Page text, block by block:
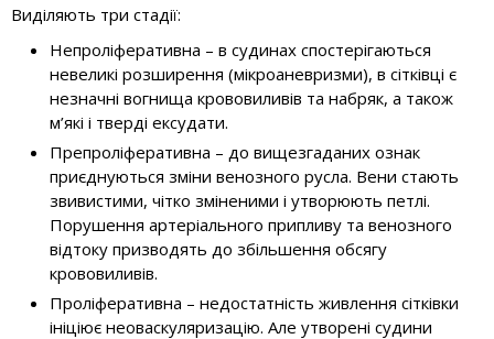
Виділяють три стадії:
Непроліферативна – в судинах спостерігаються
невеликі розширення (мікроаневризми), в сітківці є
незначні вогнища крововиливів та набряк, а також
м’які і тверді ексудати.
Препроліферативна – до вищезгаданих ознак
приєднуються зміни венозного русла. Вени стають
звивистими, чітко зміненими і утворюють петлі.
Порушення артеріального припливу та венозного
відтоку призводять до збільшення обсягу
крововиливів.
Проліферативна – недостатність живлення сітківки
ініціює неоваскуляризацію. Але утворені судини